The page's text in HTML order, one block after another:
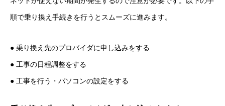
順で乗り換え手続きを行うとスムーズに進みます。
● 乗り換え先のプロバイダに申し込みをする
● 工事の日程調整をする
● 工事を行う・パソコンの設定をする